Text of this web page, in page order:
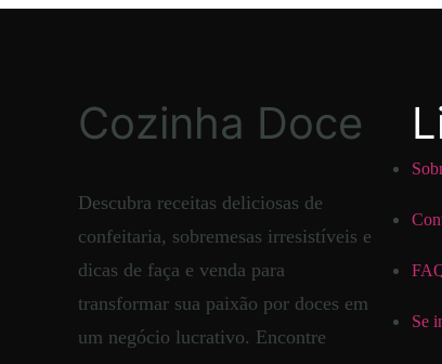
Cozinha Doce
Descubra receitas deliciosas de
confeitaria, sobremesas irresistíveis e
dicas de faça e venda para
transformar sua paixão por doces em
um negócio lucrativo. Encontre
Se